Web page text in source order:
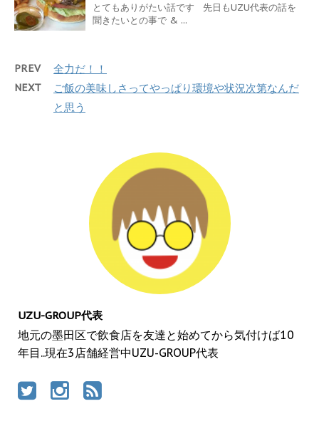
とてもありがたい話です 先日もUZU代表の話を
聞きたいとの事で & ...
PREV 全力だ！！
NEXT
ご飯の美味しさってやっぱり環境や状況次第なんだ
と思う
UZU-GROUP代表
地元の墨田区で飲食店を友達と始めてから気付けば10
年目..現在3店舗経営中UZU-GROUP代表